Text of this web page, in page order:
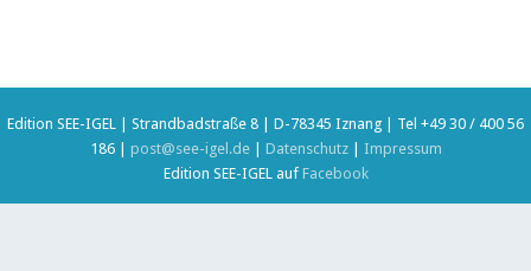
Edition SEE-IGEL | Strandbadstraße 8 | D-78345 Iznang | Tel +49 30 / 400 56
186 | post@see-igel.de| Datenschutz| Impressum
Edition SEE-IGEL auf Facebook